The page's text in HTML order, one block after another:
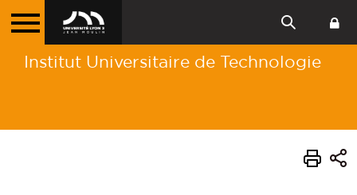
Institut Universitaire de Technologie